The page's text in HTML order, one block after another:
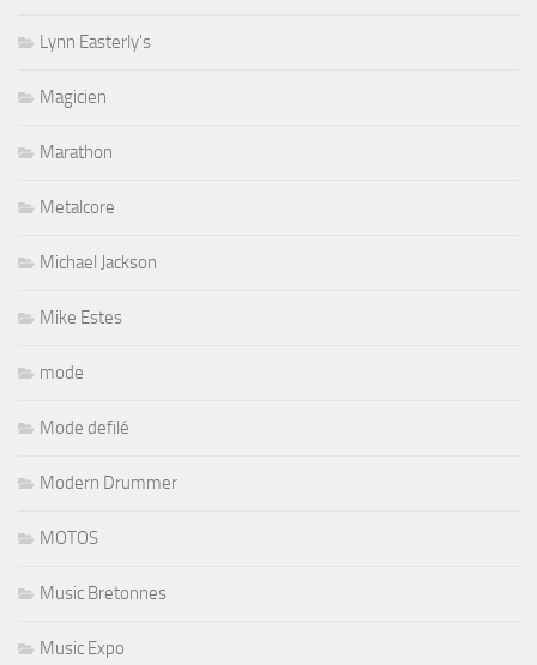
Lynn Easterly's
Magicien
Marathon
Metalcore
Michael Jackson
Mike Estes
mode
Mode defilé
Modern Drummer
MOTOS
Music Bretonnes
Music Expo